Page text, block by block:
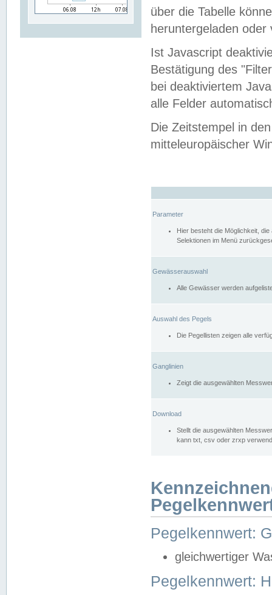
über die Tabelle
heruntergeladen oder
Ist Javascript
Bestätigung des
bei deaktiviertem
alle Felder
Die Zeitstempel in
mitteleuropäischer
Parameter
Hier besteht die Möglichkeit,
Selektionen im Menü
Gewässerauswahl
Alle Gewässer werden
Auswahl des Pegels
Die Pegellisten zeigen alle
Ganglinien
Zeigt die ausgewählten
Download
Stellt die ausgewählten
kann txt, csv oder zrxp
Pegelkennwert:
gleichwertiger
Pegelkennwert: